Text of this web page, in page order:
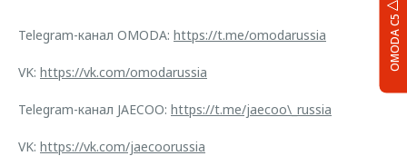
OMODA C5
Telegram-канал OMODA: https://t.me/omodarussia
VK: https://vk.com/omodarussia
Telegram-канал JAECOO: https://t.me/jaecoo\_russia
VK: https://vk.com/jaecoorussia